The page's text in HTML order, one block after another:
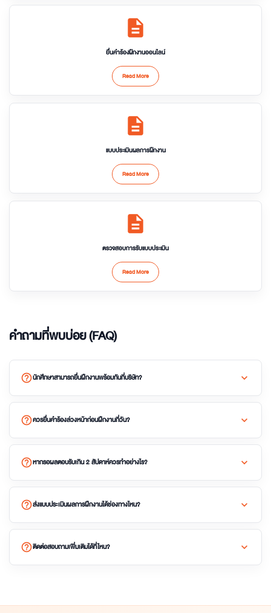
description
ยื่นคำร้องฝึกงานออนไลน์
Read More
description
แบบประเมินผลการฝึกงาน
Read More
description
ตรวจสอบการรับแบบประเมิน
Read More
คำถามที่พบบ่อย (FAQ)
help_outlineนักศึกษาสามารถยื่นฝึกงานพร้อมกันกี่บริษัท? expand_more
help_outlineควรยื่นคำร้องล่วงหน้าก่อนฝึกงานกี่วัน? expand_more
help_outlineหากรอผลตอบรับเกิน 2 สัปดาห์ควรทำอย่างไร? expand_more
help_outlineส่งแบบประเมินผลการฝึกงานได้ช่องทางไหน? expand_more
help_outlineติดต่อสอบถามเพิ่มเติมได้ที่ไหน? expand_more